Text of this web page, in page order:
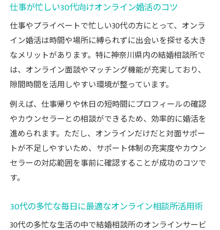
仕事が忙しい30代向けオンライン婚活のコツ
仕事やプライベートで忙しい30代の方にとって、オンラ
イン婚活は時間や場所に縛られずに出会いを探せる大き
なメリットがあります。特に神奈川県内の結婚相談所で
は、オンライン面談やマッチング機能が充実しており、
隙間時間を活用しやすい環境が整っています。
例えば、仕事帰りや休日の短時間にプロフィールの確認
やカウンセラーとの相談ができるため、効率的に婚活を
進められます。ただし、オンラインだけだと対面サポー
トが不足しやすいため、サポート体制の充実度やカウン
セラーの対応範囲を事前に確認することが成功のコツで
す。
30代の多忙な毎日に最適なオンライン相談所活用術
30代の多忙な生活の中で結婚相談所のオンラインサービ